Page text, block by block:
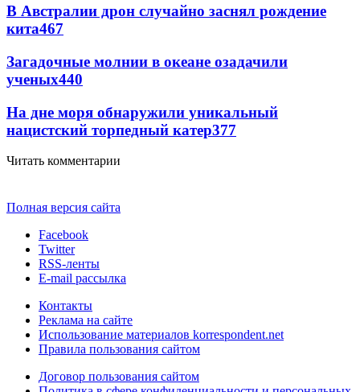
В Австралии дрон случайно заснял рождение
кита467
Загадочные молнии в океане озадачили
ученых440
На дне моря обнаружили уникальный
нацистский торпедный катер377
Читать комментарии
Полная версия сайта
Facebook
Twitter
RSS-ленты
E-mail рассылка
Контакты
Реклама на сайте
Использование материалов korrespondent.net
Правила пользования сайтом
Договор пользования сайтом